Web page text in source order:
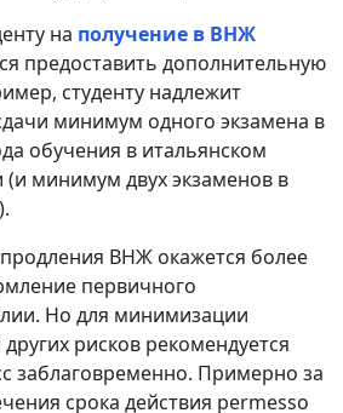
на получение в ВНЖ
предоставить дополнительную
студенту надлежит
минимум одного экзамена в
обучения в итальянском
минимум двух экзаменов в
ВНЖ окажется более
первичного
Но для минимизации
рисков рекомендуется
заблаговременно. Примерно за
срока действия permesso